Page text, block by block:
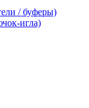
/ буферы)
игла)